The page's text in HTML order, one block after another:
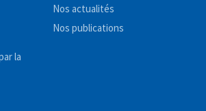
la
Nos actualités
Nos publications